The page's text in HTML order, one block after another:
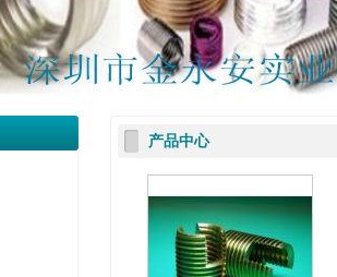
限公司 0755-88843616
限公司 0755-88843616
限公司 0755-88843616
产品中心